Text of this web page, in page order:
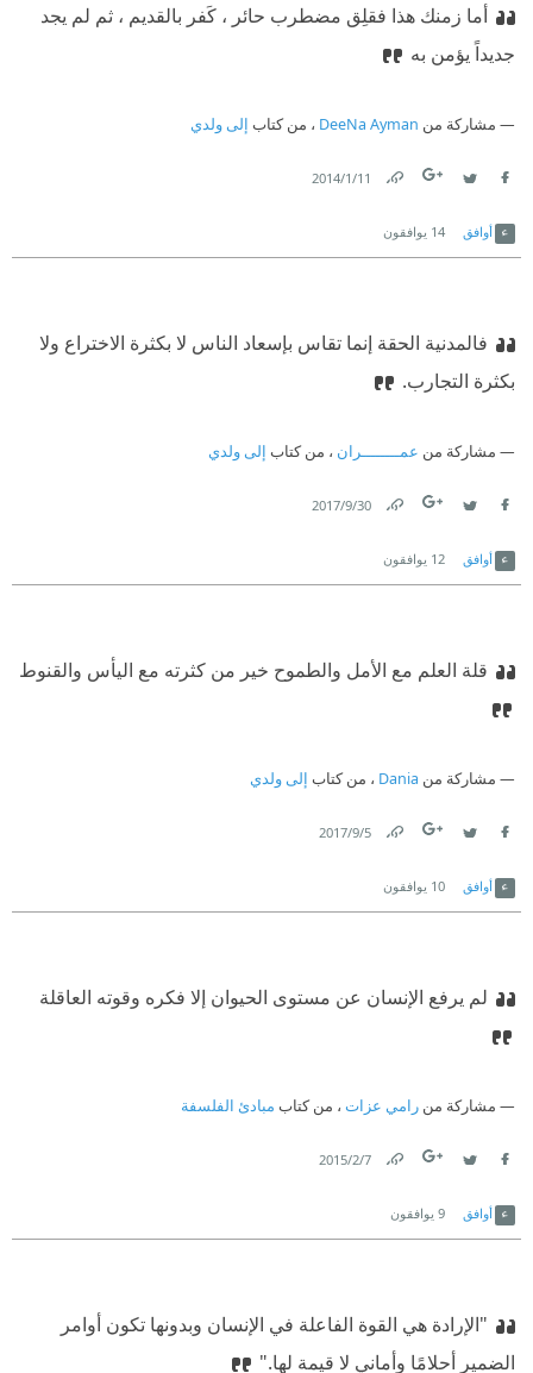
أما زمنك هذا فقلِق مضطرب حائر ، كَفر بالقديم ، ثم لم يجد
جديداً يؤمن به
مشاركة من DeeNa Ayman ، من كتاب إلى ولدي
11‏/1‏/2014
أوافق 14 يوافقون
فالمدنية الحقة إنما تقاس بإسعاد الناس لا بكثرة الاختراع ولا
بكثرة التجارب.
مشاركة من عمــــــــران ، من كتاب إلى ولدي
30‏/9‏/2017
أوافق 12 يوافقون
قلة العلم مع الأمل والطموح خير من كثرته مع اليأس والقنوط
مشاركة من Dania ، من كتاب إلى ولدي
5‏/9‏/2017
أوافق 10 يوافقون
لم يرفع الإنسان عن مستوى الحيوان إلا فكره وقوته العاقلة
مشاركة من رامي عزات ، من كتاب مبادئ الفلسفة
7‏/2‏/2015
أوافق 9 يوافقون
"الإرادة هي القوة الفاعلة في الإنسان وبدونها تكون أوامر
الضمير أحلامًا وأماني لا قيمة لها."